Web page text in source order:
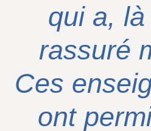
qui a,
rassuré
Ces
ont